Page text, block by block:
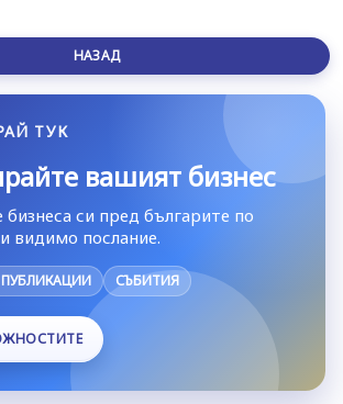
НАЗАД
ТУК
вашият бизнес
си пред българите по
видимо послание.
ПУБЛИКАЦИИ СЪБИТИЯ